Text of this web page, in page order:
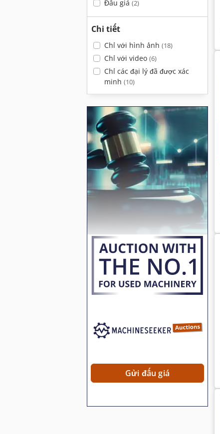
Đấu giá (2)
Chi tiết
Chỉ với hình ảnh (18)
Chỉ với video (6)
Chỉ các đại lý đã được xác
minh (10)
Gửi đấu giá